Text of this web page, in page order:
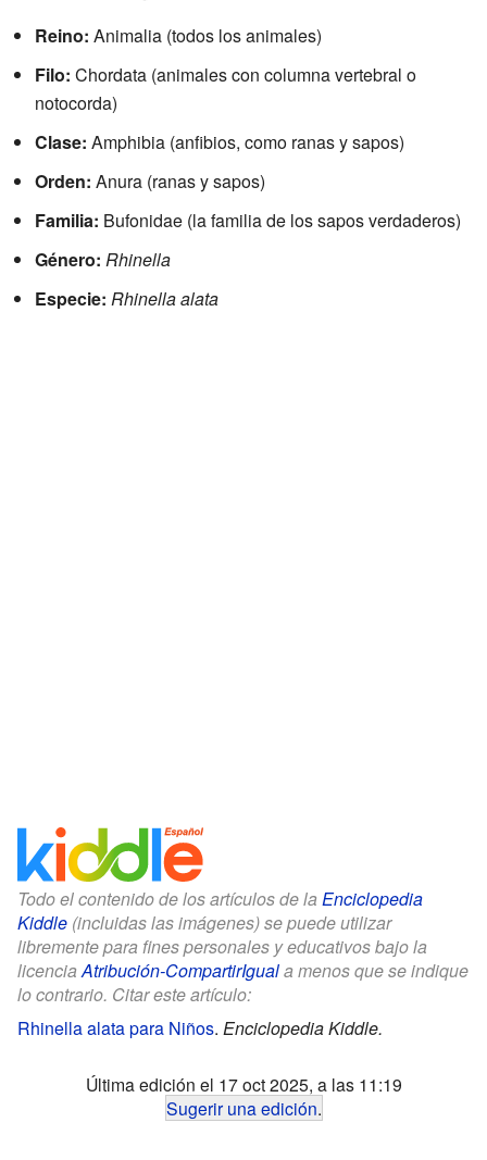
Reino: Animalia (todos los animales)
Filo: Chordata (animales con columna vertebral o
notocorda)
Clase: Amphibia (anfibios, como ranas y sapos)
Orden: Anura (ranas y sapos)
Familia: Bufonidae (la familia de los sapos verdaderos)
Género: Rhinella
Especie: Rhinella alata
Todo el contenido de los artículos de la Enciclopedia
Kiddle (incluidas las imágenes) se puede utilizar
libremente para fines personales y educativos bajo la
licenciaAtribución-CompartirIguala menos que se indique
lo contrario. Citar este artículo:
Rhinella alata para Niños. Enciclopedia Kiddle.
Última edición el 17 oct 2025, a las 11:19
Sugerir una edición.